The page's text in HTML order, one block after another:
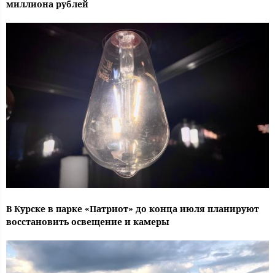
миллиона рублей
В Курске в парке «Патриот» до конца июля планируют
восстановить освещение и камеры